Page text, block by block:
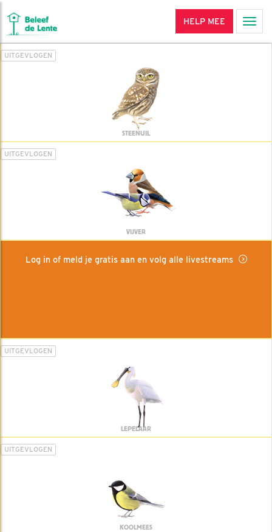
HELP MEE
UITGEVLOGEN
STEENUIL
UITGEVLOGEN
VIJVER
Log in of meld je gratis aan en volg alle livestreams
UITGEVLOGEN
LEPELAAR
UITGEVLOGEN
KOOLMEES